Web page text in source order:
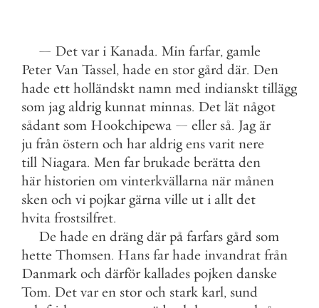
— Det var i Kanada. Min farfar, gamle
Peter Van Tassel, hade en stor gård där. Den
hade ett holländskt namn med indianskt tillägg
som jag aldrig kunnat minnas. Det lät något
sådant som Hookchipewa — eller så. Jag är
ju från östern och har aldrig ens varit nere
till Niagara. Men far brukade berätta den
här historien om vinterkvällarna när månen
sken och vi pojkar gärna ville ut i allt det
hvita frostsilfret.
De hade en dräng där på farfars gård som
hette Thomsen. Hans far hade invandrat från
Danmark och därför kallades pojken danske
Tom. Det var en stor och stark karl, sund